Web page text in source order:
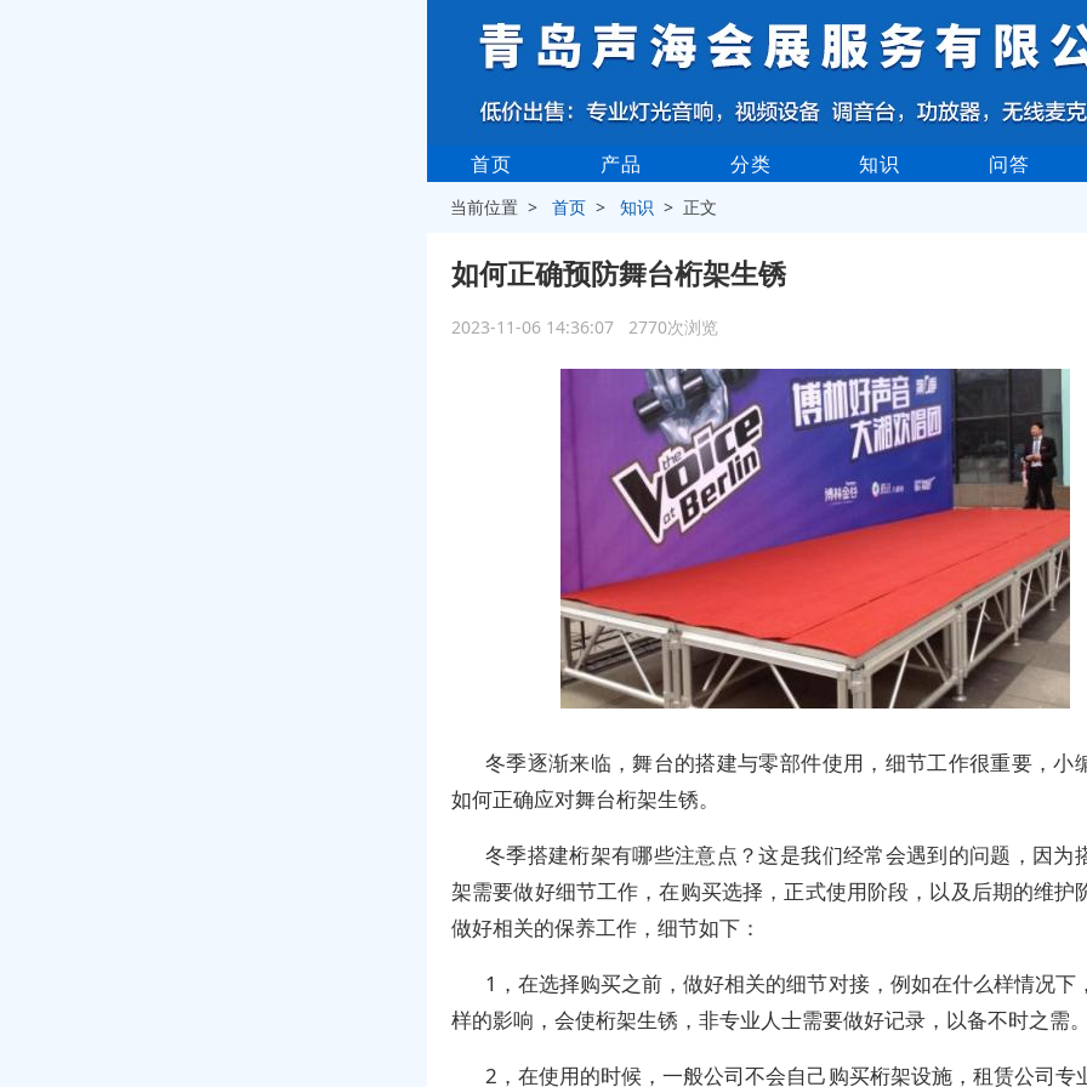
首页 产品 分类 知识 问答
当前位置 >首页 >知识 > 正文
如何正确预防舞台桁架生锈
2023-11-06 14:36:07 2770次浏览
冬季逐渐来临，舞台的搭建与零部件使用，细节工作很重要，小
如何正确应对舞台桁架生锈。
冬季搭建桁架有哪些注意点？这是我们经常会遇到的问题，因为
架需要做好细节工作，在购买选择，正式使用阶段，以及后期的维护
做好相关的保养工作，细节如下：
1，在选择购买之前，做好相关的细节对接，例如在什么样情况下
样的影响，会使桁架生锈，非专业人士需要做好记录，以备不时之需
2，在使用的时候，一般公司不会自己购买桁架设施，租赁公司专